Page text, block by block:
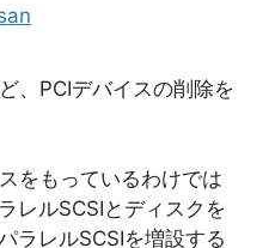
、PCIデバイスの削除を
をもっているわけでは
レルSCSIとディスクを
ラレルSCSIを増設する